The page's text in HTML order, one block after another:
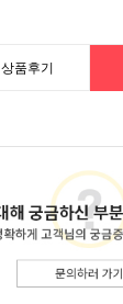
상품후기